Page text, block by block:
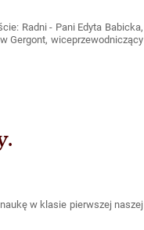
Radni - Pani Edyta Babicka,
Gergont, wiceprzewodniczący
w klasie pierwszej naszej